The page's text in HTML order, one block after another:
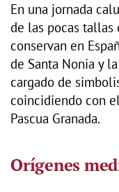
En una jornada
de las pocas tallas
conservan en
de Santa Nonia y
cargado de
coincidiendo con
Pascua Granada.
Orígenes